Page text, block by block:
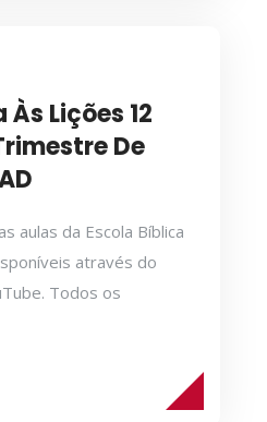
Às Lições 12
De
aulas da Escola Bíblica
através do
Todos os